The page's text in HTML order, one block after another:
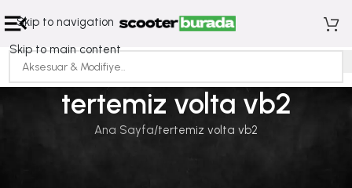
Skip to navigation
Skip to main content
tertemiz volta vb2
Ana Sayfa tertemiz volta vb2